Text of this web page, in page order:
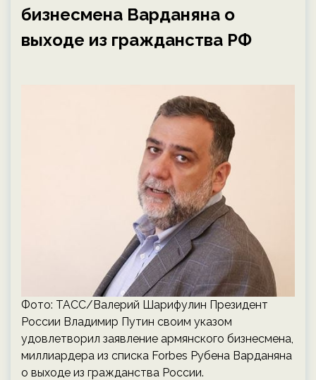
бизнесмена Варданяна о
выходе из гражданства РФ
Фото: ТАСС/Валерий Шарифулин Президент
России Владимир Путин своим указом
удовлетворил заявление армянского бизнесмена,
миллиардера из списка Forbes Рубена Варданяна
о выходе из гражданства России.